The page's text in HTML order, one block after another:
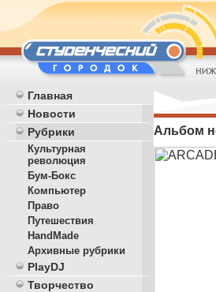
Главная
Новости
Рубрики
Культурная
революция
Бум-Бокс
Компьютер
Право
Путешествия
HandMade
Архивные рубрики
PlayDJ
Творчество
Альбом